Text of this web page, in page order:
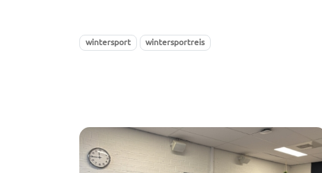
wintersport wintersportreis